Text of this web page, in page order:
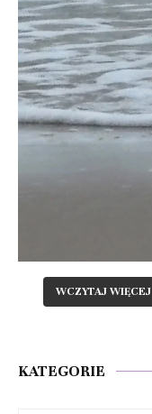
WCZYTAJ WIĘCEJ
KATEGORIE